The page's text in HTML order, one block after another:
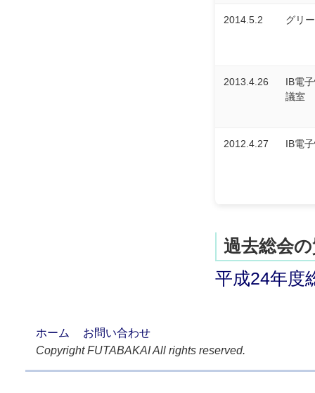
2014.5.2 グリ
2013.4.26
IB電
議室
2012.4.27 IB電
過去総会
平成24年度
ホーム
お問い合わせ
Copyright FUTABAKAI All rights reserved.